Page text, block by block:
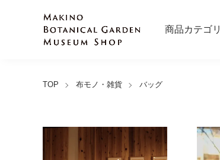
商品カテゴリ
TOP 布モノ・雑貨 バッグ